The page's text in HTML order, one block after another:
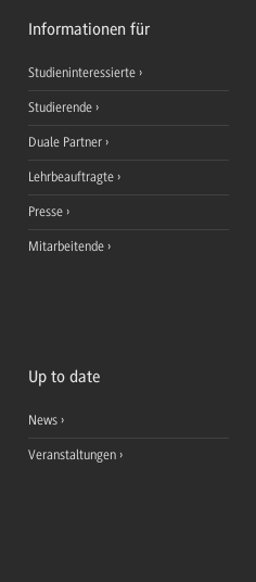
Informationen für
Studieninteressierte
Studierende
Duale Partner
Lehrbeauftragte
Presse
Mitarbeitende
Up to date
News
Veranstaltungen